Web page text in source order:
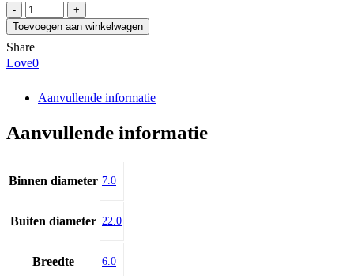
GBM
LR607-
2RS
aantal
Toevoegen aan winkelwagen
Share
Love0
Aanvullende informatie
Aanvullende informatie
Binnen diameter 7.0
Buiten diameter 22.0
Breedte 6.0